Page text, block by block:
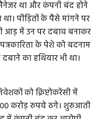
था और कंपनी बंद होने
पीड़ितों के पैसे मांगने पर
आड़ में उन पर दबाव बनाकर
के पेशे को बदनाम
का हथियार भी था।
को क्रिप्टोकरेंसी में
करोड़ रुपये ठगे। शुरुआती